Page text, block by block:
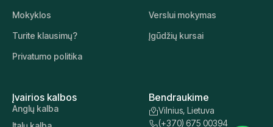
Mokyklos
Turite klausimų?
Privatumo politika
Verslui mokymas
Įgūdžių kursai
Įvairios kalbos
Anglų kalba
Bendraukime
Vilnius, Lietuva
(+370) 675 00394